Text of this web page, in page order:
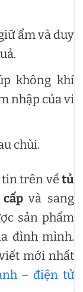
ẩm và duy
không khí
nhập của vi
chùi.
tin trên về tủ
và sang
sản phẩm
đình mình.
mới nhất
– điện tử